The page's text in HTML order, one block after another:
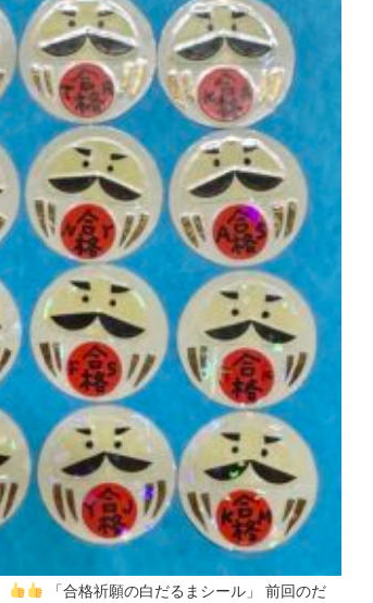
「合格祈願の白だるまシール」 前回のだ